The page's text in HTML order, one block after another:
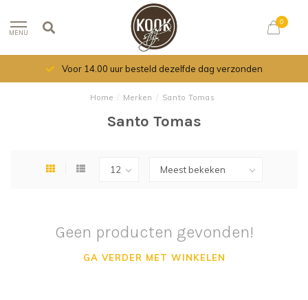
MENU
0
Voor 14.00 uur besteld dezelfde dag verzonden
Home / Merken / Santo Tomas
Santo Tomas
Geen producten gevonden!
GA VERDER MET WINKELEN